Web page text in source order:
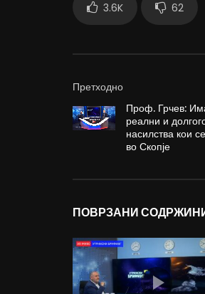
3.6K 62
Претходно
Проф. Грчев:
реални и
насилства кои
во Скопје
ПОВРЗАНИ